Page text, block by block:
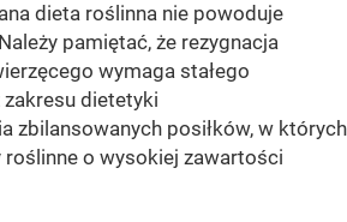
dieta roślinna nie powoduje
pamiętać, że rezygnacja
wymaga stałego
dietetyki
zbilansowanych posiłków, w których
o wysokiej zawartości